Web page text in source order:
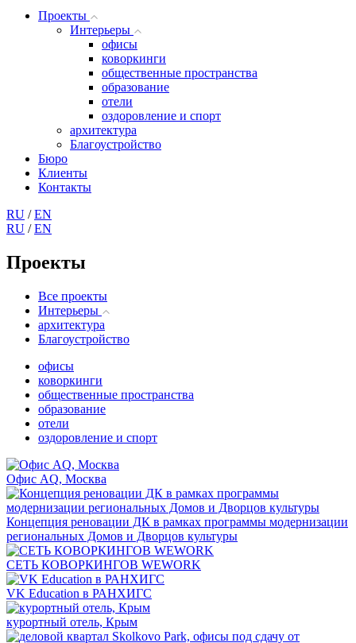
Проекты
Интерьеры
офисы
коворкинги
общественные пространства
образование
отели
оздоровление и спорт
архитектура
Благоустройство
Бюро
Клиенты
Контакты
RU / EN
RU / EN
Проекты
Все проекты
Интерьеры
архитектура
Благоустройство
офисы
коворкинги
общественные пространства
образование
отели
оздоровление и спорт
Офис AQ, Москва
Концепция реновации ДК в рамках программы модернизации
региональных Домов и Дворцов культуры
СЕТЬ КОВОРКИНГОВ WEWORK
VK Education в РАНХИГС
курортный отель, Крым